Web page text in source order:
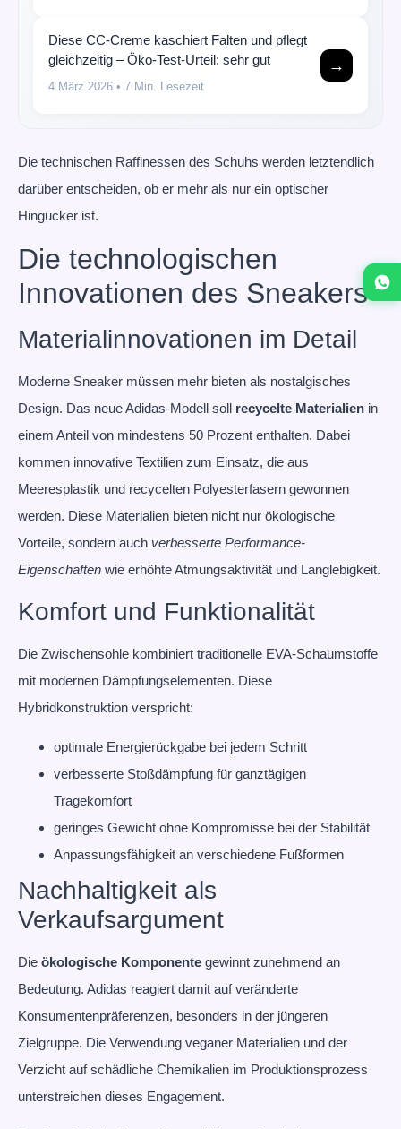
Diese CC-Creme kaschiert Falten und pflegt
gleichzeitig – Öko-Test-Urteil: sehr gut
4 März 2026 • 7 Min. Lesezeit
→
Die technischen Raffinessen des Schuhs werden letztendlich
darüber entscheiden, ob er mehr als nur ein optischer
Hingucker ist.
Die technologischen
Innovationen des Sneakers
Materialinnovationen im Detail
Moderne Sneaker müssen mehr bieten als nostalgisches
Design. Das neue Adidas-Modell soll recycelte Materialien in
einem Anteil von mindestens 50 Prozent enthalten. Dabei
kommen innovative Textilien zum Einsatz, die aus
Meeresplastik und recycelten Polyesterfasern gewonnen
werden. Diese Materialien bieten nicht nur ökologische
Vorteile, sondern auch verbesserte Performance-
Eigenschaften wie erhöhte Atmungsaktivität und Langlebigkeit.
Komfort und Funktionalität
Die Zwischensohle kombiniert traditionelle EVA-Schaumstoffe
mit modernen Dämpfungselementen. Diese
Hybridkonstruktion verspricht:
optimale Energierückgabe bei jedem Schritt
verbesserte Stoßdämpfung für ganztägigen
Tragekomfort
geringes Gewicht ohne Kompromisse bei der Stabilität
Anpassungsfähigkeit an verschiedene Fußformen
Nachhaltigkeit als
Verkaufsargument
Die ökologische Komponente gewinnt zunehmend an
Bedeutung. Adidas reagiert damit auf veränderte
Konsumentenpräferenzen, besonders in der jüngeren
Zielgruppe. Die Verwendung veganer Materialien und der
Verzicht auf schädliche Chemikalien im Produktionsprozess
unterstreichen dieses Engagement.